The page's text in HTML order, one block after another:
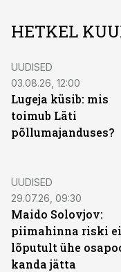
HETKEL
UUDISED
03.08.26, 12:00
Lugeja küsib: mis
toimub Läti
põllumajanduses?
UUDISED
29.07.26, 09:30
Maido Solovjov:
piimahinna riski
lõputult ühe
kanda jätta